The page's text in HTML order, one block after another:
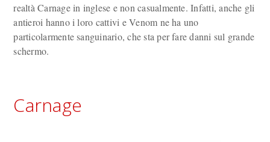
realtà Carnage in inglese e non casualmente. Infatti, anche gli
antieroi hanno i loro cattivi e Venom ne ha uno
particolarmente sanguinario, che sta per fare danni sul grande
schermo.
Carnage